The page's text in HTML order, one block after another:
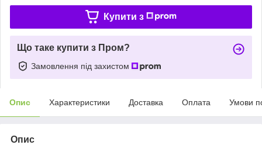
Купити з
Що таке купити з Пром?
Замовлення під захистом
Опис Характеристики Доставка Оплата Умови
Опис